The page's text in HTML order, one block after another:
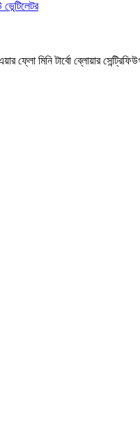
ফ্লো মিনি টার্বো ব্লোয়ার